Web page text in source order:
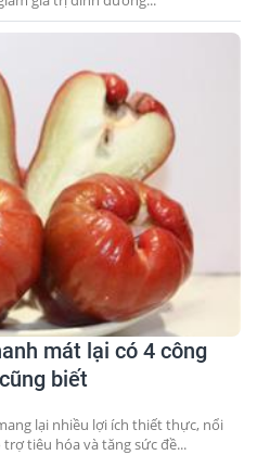
mát lại có 4 công
biết
lại nhiều lợi ích thiết thực, nổi
tiêu hóa và tăng sức đề...